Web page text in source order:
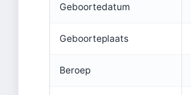
Geboortedatum
Geboorteplaats
Beroep